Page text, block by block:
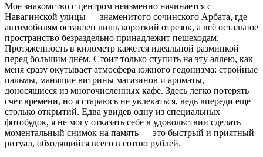
Мое знакомство с центром неизменно начинается с
Навагинской улицы — знаменитого сочинского Арбата, где
автомобилям оставлен лишь короткий отрезок, а всё остальное
пространство безраздельно принадлежит пешеходам.
Протяженность в километр кажется идеальной разминкой
перед большим днём. Стоит только ступить на эту аллею, как
меня сразу окутывает атмосфера южного гедонизма: стройные
пальмы, манящие витрины магазинов и ароматы,
доносящиеся из многочисленных кафе. Здесь легко потерять
счет времени, но я стараюсь не увлекаться, ведь впереди еще
столько открытий. Едва увидев одну из специальных
фотобудок, я не могу отказать себе в удовольствии сделать
моментальный снимок на память — это быстрый и приятный
ритуал, обходящийся всего в сотню рублей.